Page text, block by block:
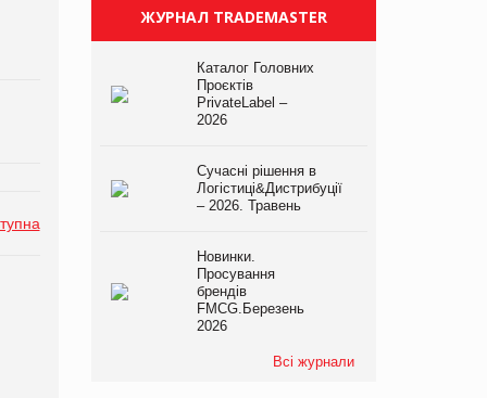
ЖУРНАЛ TRADEMASTER
Каталог Головних
Проєктів
PrivateLabel –
2026
Сучасні рішення в
Логістиці&Дистрибуції
– 2026. Травень
Новинки.
Просування
брендів
FMCG.Березень
2026
Всі журнали